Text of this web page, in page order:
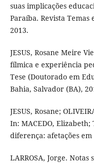
suas implicações
Paraíba. Revista Temas
2013.
JESUS, Rosane Meire
fílmica e experiência
Tese (Doutorado em
Bahia, Salvador (BA),
JESUS, Rosane;
In: MACEDO,
diferença: afetações
LARROSA, Jorge.